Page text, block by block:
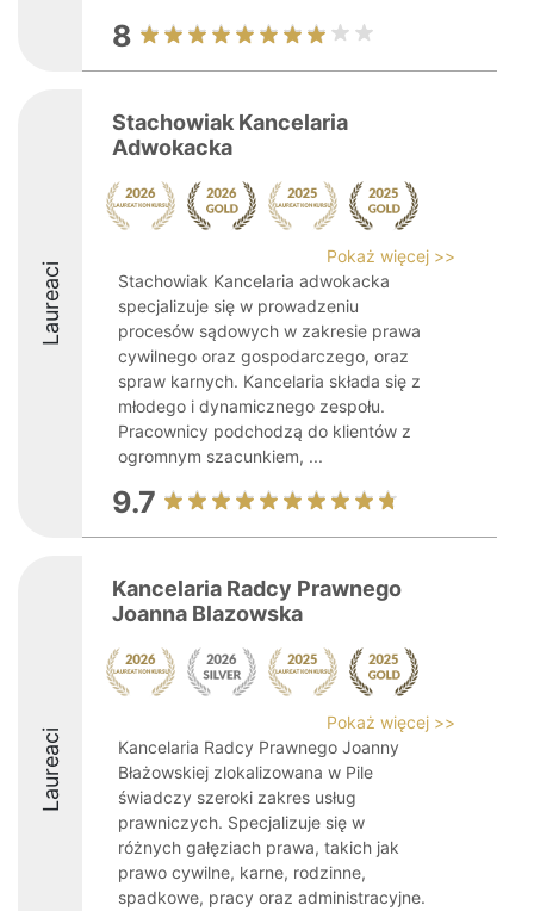
8
Laureaci
Stachowiak Kancelaria
Adwokacka
Pokaż więcej >>
Stachowiak Kancelaria adwokacka
specjalizuje się w prowadzeniu
procesów sądowych w zakresie prawa
cywilnego oraz gospodarczego, oraz
spraw karnych. Kancelaria składa się z
młodego i dynamicznego zespołu.
Pracownicy podchodzą do klientów z
ogromnym szacunkiem, ...
9.7
Laureaci
Kancelaria Radcy Prawnego
Joanna Blazowska
Pokaż więcej >>
Kancelaria Radcy Prawnego Joanny
Błażowskiej zlokalizowana w Pile
świadczy szeroki zakres usług
prawniczych. Specjalizuje się w
różnych gałęziach prawa, takich jak
prawo cywilne, karne, rodzinne,
spadkowe, pracy oraz administracyjne.